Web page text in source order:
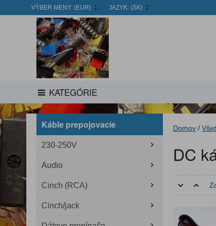
VÝBER MENY: (EUR) JAZYK: (SK)
KATEGÓRIE
Káble prepojovacie
230-250V
Audio
Cinch (RCA)
Cinch/jack
Domov /
DC